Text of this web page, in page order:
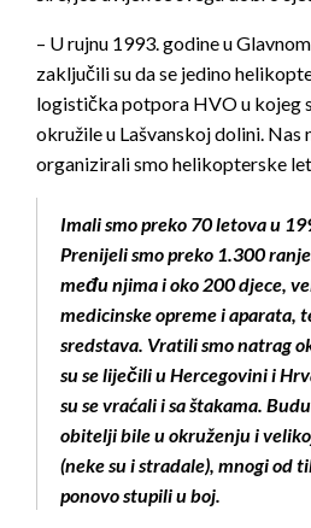
– U rujnu 1993. godine u
zaključili su da se jedino
logistička potpora HVO u kojeg
okružile u Lašvanskoj dolini.
organizirali smo helikopterske
Imali smo preko 70 letova u
Prenijeli smo preko 1.300
među njima i oko 200 djece,
medicinske opreme i aparata,
sredstava. Vratili smo natrag
su se liječili u Hercegovini i
su se vraćali i sa štakama.
obitelji bile u okruženju i
(neke su i stradale), mnogi od
ponovo stupili u boj.